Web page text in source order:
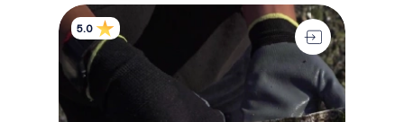
Le coût du confort
5.0